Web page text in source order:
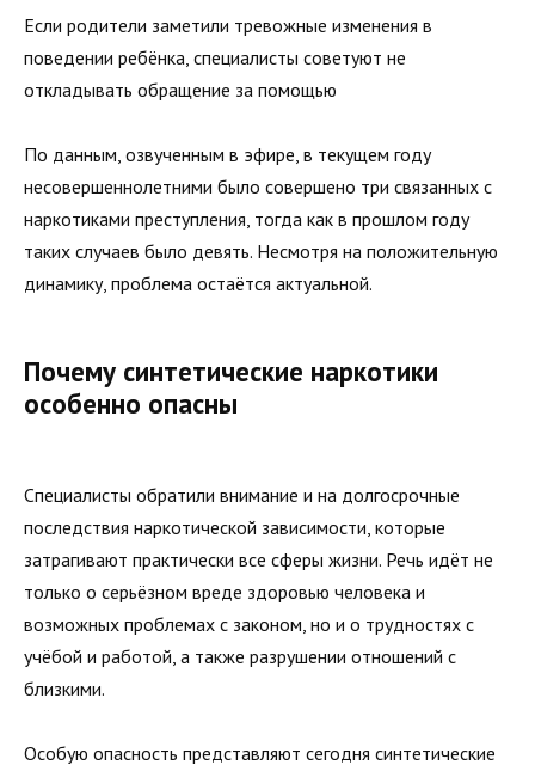
Если родители заметили тревожные изменения в
поведении ребёнка, специалисты советуют не
откладывать обращение за помощью
По данным, озвученным в эфире, в текущем году
несовершеннолетними было совершено три связанных с
наркотиками преступления, тогда как в прошлом году
таких случаев было девять. Несмотря на положительную
динамику, проблема остаётся актуальной.
Почему синтетические наркотики
особенно опасны
Специалисты обратили внимание и на долгосрочные
последствия наркотической зависимости, которые
затрагивают практически все сферы жизни. Речь идёт не
только о серьёзном вреде здоровью человека и
возможных проблемах с законом, но и о трудностях с
учёбой и работой, а также разрушении отношений с
близкими.
Особую опасность представляют сегодня синтетические